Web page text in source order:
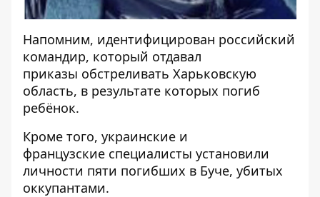
Напомним, идентифицирован российский
командир, который отдавал
приказы обстреливать Харьковскую
область, в результате которых погиб
ребёнок.
Кроме того, украинские и
французские специалисты установили
личности пяти погибших в Буче, убитых
оккупантами.